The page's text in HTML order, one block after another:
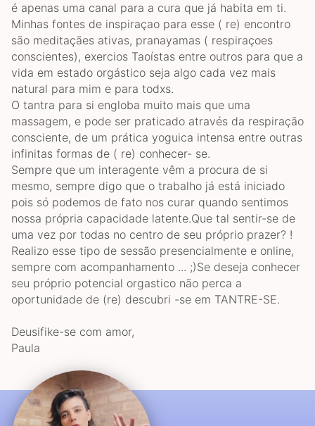
é apenas uma canal para a cura que já habita em ti.
Minhas fontes de inspiraçao para esse ( re) encontro
são meditaçães ativas, pranayamas ( respiraçoes
conscientes), exercios Taoístas entre outros para que a
vida em estado orgástico seja algo cada vez mais
natural para mim e para todxs.
O tantra para si engloba muito mais que uma
massagem, e pode ser praticado através da respiração
consciente, de um prática yoguica intensa entre outras
infinitas formas de ( re) conhecer- se.
Sempre que um interagente vêm a procura de si
mesmo, sempre digo que o trabalho já está iniciado
pois só podemos de fato nos curar quando sentimos
nossa própria capacidade latente.Que tal sentir-se de
uma vez por todas no centro de seu próprio prazer? !
Realizo esse tipo de sessão presencialmente e online,
sempre com acompanhamento ... ;)Se deseja conhecer
seu próprio potencial orgastico não perca a
oportunidade de (re) descubri -se em TANTRE-SE.
Deusifike-se com amor,
Paula